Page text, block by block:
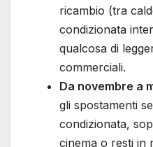
ricambio (tra
condizionata
qualcosa di
commerciali.
Da novembre a
gli spostamenti
condizionata,
cinema o resti in